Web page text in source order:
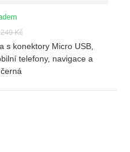
249 Kč
s konektory Micro USB,
telefony, navigace a